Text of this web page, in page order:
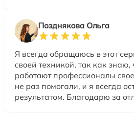
Позднякова Ольга
Я всегда обращаюсь в этот
своей техникой, так как знаю,
работают профессионалы
не раз помогали, и я всегда
результатом. Благодарю за